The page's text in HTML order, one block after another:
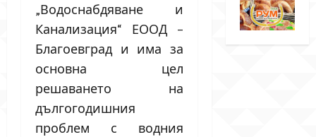
„Водоснабдяване и
Канализация“ ЕООД –
Благоевград и има за
основна цел
решаването на
дългогодишния
проблем с водния